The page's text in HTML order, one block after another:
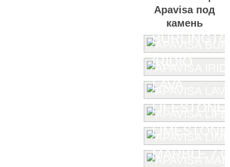
Apavisa под
камень
IRIDIO
LAVA
LIFESTONE
LIMESTONE
MARBLE 7.0